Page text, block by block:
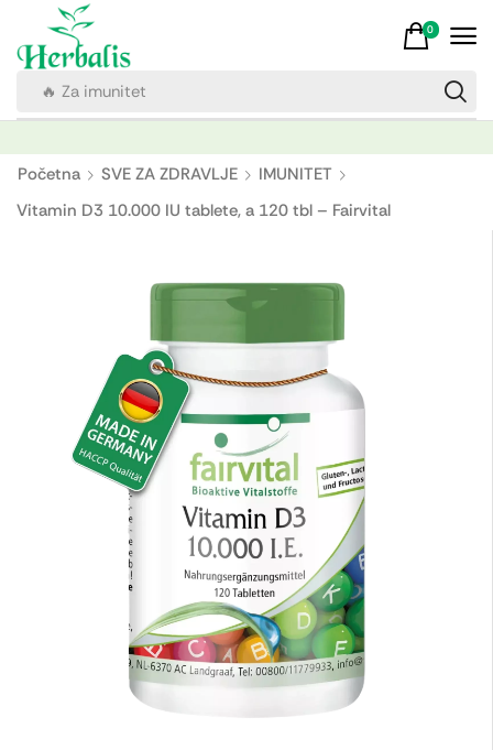
🔥 Za imunitet
0
Početna SVE ZA ZDRAVLJE
IMUNITET
Vitamin D3 10.000 IU tablete, a 120 tbl – Fairvital